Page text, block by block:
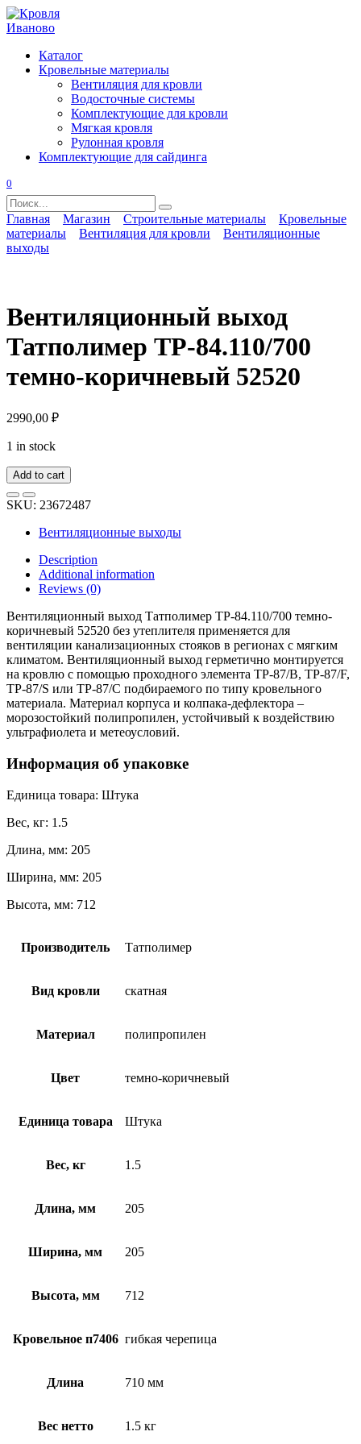
Перейти
к
Каталог
Кровельные материалы
Вентиляция для кровли
Водосточные системы
Комплектующие для кровли
Мягкая кровля
Рулонная кровля
Комплектующие для сайдинга
0
Search
for:
Главная Магазин Строительные материалы
Кровельные
материалы
Вентиляция для кровли
Вентиляционные
выходы
Вентиляционный выход
Татполимер TP-84.110/700
темно-коричневый 52520
2990,00 ₽
1 in stock
Add to cart
SKU: 23672487
Вентиляционные выходы
Description
Additional information
Reviews (0)
Вентиляционный выход Татполимер TP-84.110/700 темно-
коричневый 52520 без утеплителя применяется для
вентиляции канализационных стояков в регионах с мягким
климатом. Вентиляционный выход герметично монтируется
на кровлю с помощью проходного элемента TP-87/B, TP-87/F,
TP-87/S или TP-87/C подбираемого по типу кровельного
материала. Материал корпуса и колпака-дефлектора –
морозостойкий полипропилен, устойчивый к воздействию
ультрафиолета и метеоусловий.
Информация об упаковке
Единица товара: Штука
Вес, кг: 1.5
Длина, мм: 205
Ширина, мм: 205
Высота, мм: 712
Производитель Татполимер
Вид кровли скатная
Материал полипропилен
Цвет темно-коричневый
Единица товара Штука
Вес, кг 1.5
Длина, мм 205
Ширина, мм 205
Высота, мм 712
Кровельное п7406 гибкая черепица
Длина 710 мм
Вес нетто 1.5 кг